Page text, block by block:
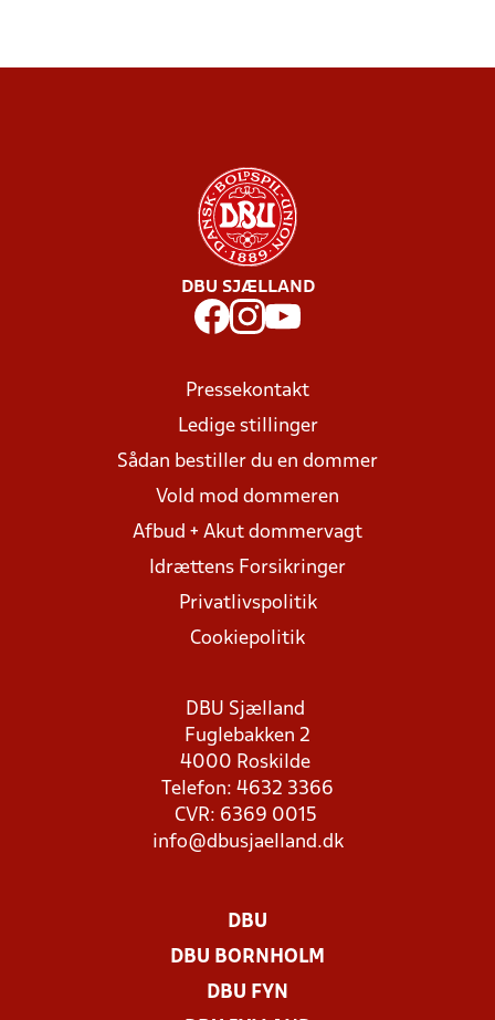
DBU SJÆLLAND
Pressekontakt
Ledige stillinger
Sådan bestiller du en dommer
Vold mod dommeren
Afbud + Akut dommervagt
Idrættens Forsikringer
Privatlivspolitik
Cookiepolitik
DBU Sjælland
Fuglebakken 2
4000 Roskilde
Telefon: 4632 3366
CVR: 6369 0015
info@dbusjaelland.dk
DBU
DBU BORNHOLM
DBU FYN